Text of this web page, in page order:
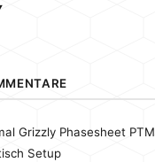
Grizzly Phasesheet PTM
Setup